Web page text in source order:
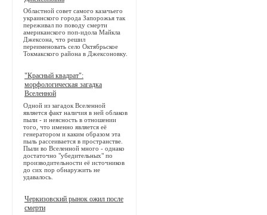
Областной совет самого казачьего
украинского города Запорожья так
переживал по поводу смерти
американского поп-идола Майкла
Джексона, что решил
переименовать село Октябрьское
Токмакского района в Джексоновку.
"Красный квадрат":
морфологическая загадка
Вселенной
Одной из загадок Вселенной
является факт наличия в ней облаков
пыли - и неясность в отношении
того, что именно является её
генератором и каким образом эта
пыль рассеивается в пространстве.
Пыли во Вселенной много - однако
достаточно "убедительных" по
производительности её источников
до сих пор обнаружить не
удавалось.
Черкизовский рынок ожил после
смерти